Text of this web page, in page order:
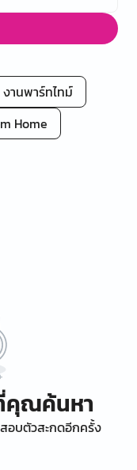
งานพาร์ทไทม์
Home
คุณค้นหา
อบตัวสะกดอีกครั้ง